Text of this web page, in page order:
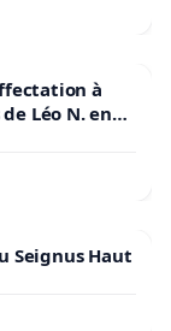
à
Léo N. en
Seignus Haut